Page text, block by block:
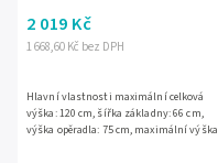
1 668,60 Kč bez DPH
2 019 Kč
Hlavní vlastnosti maximální celková
výška: 120 cm, šířka základny: 66 cm,
výška opěradla: 75 cm, maximální výška